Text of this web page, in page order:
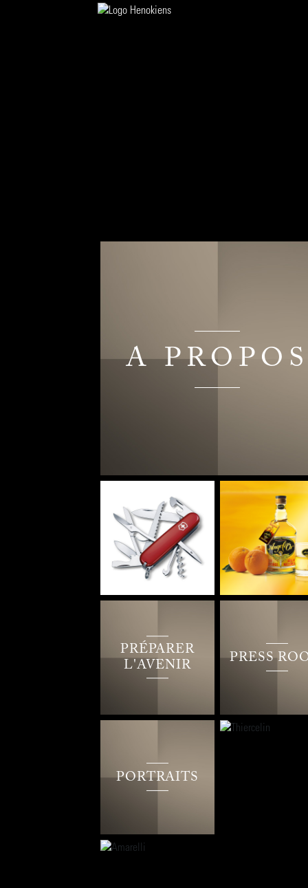
A
PRÉPARER
L'AVENIR
PRESS
PORTRAITS